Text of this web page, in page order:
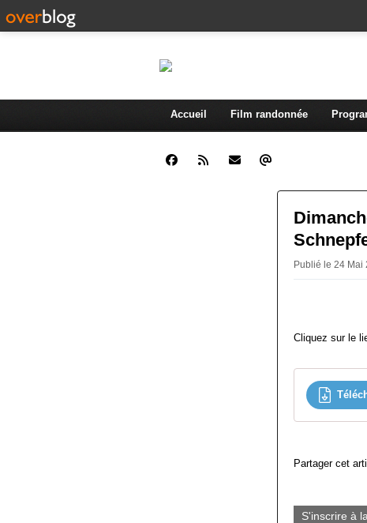
Accueil Film randonnée
Publié le 24 Mai
Cliquez sur le
Partager cet
S'inscrire à